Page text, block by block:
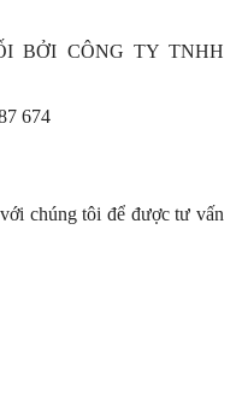
BỞI CÔNG TY TNHH
674
chúng tôi để được tư vấn